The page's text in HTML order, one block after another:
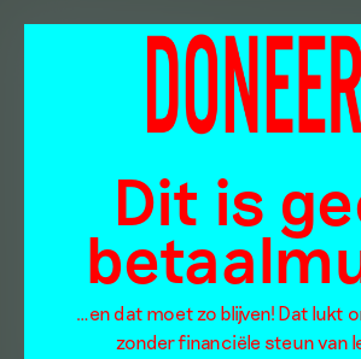
Dit is
…en dat moet zo blijven! Dat lukt
zonder financiële steun van